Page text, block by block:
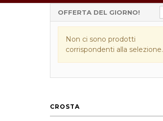
OFFERTA DEL GIORNO!
Non ci sono prodotti
corrispondenti alla selezione.
CROSTA